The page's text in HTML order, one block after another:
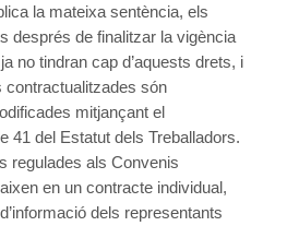
la mateixa sentència, els
després de finalitzar la vigència
no tindran cap d’aquests drets, i
contractualitzades són
mitjançant el
41 del Estatut dels Treballadors.
regulades als Convenis
en un contracte individual,
dels representants